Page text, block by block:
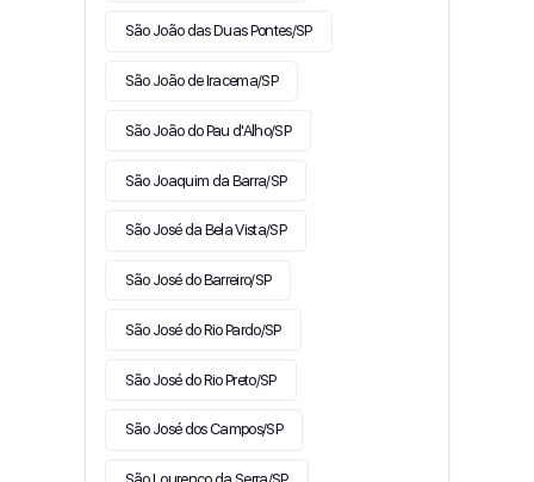
São João das Duas Pontes/SP
São João de Iracema/SP
São João do Pau d'Alho/SP
São Joaquim da Barra/SP
São José da Bela Vista/SP
São José do Barreiro/SP
São José do Rio Pardo/SP
São José do Rio Preto/SP
São José dos Campos/SP